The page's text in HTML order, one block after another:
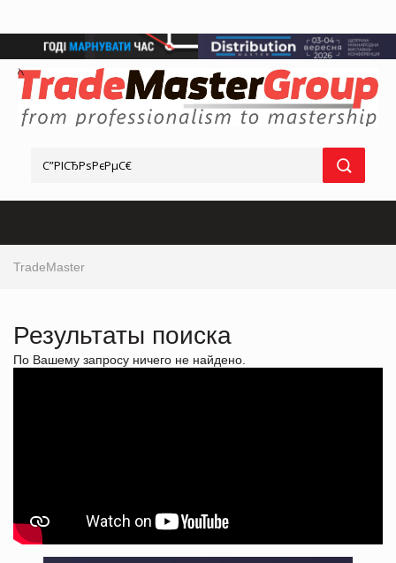
TradeMaster
Результаты поиска
По Вашему запросу ничего не найдено.